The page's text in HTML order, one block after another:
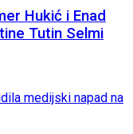
Hukić i Enad
Tutin Selmi